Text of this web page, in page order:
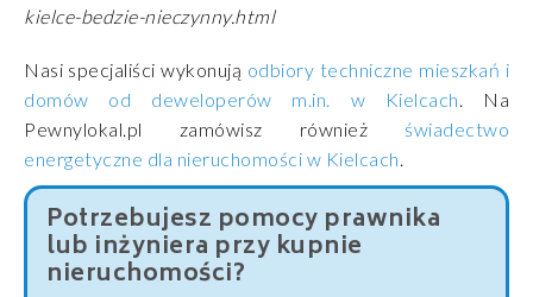
kielce-bedzie-nieczynny.html
Nasi specjaliści wykonują odbiory techniczne mieszkań i
domów od deweloperów m.in. w Kielcach . Na
Pewnylokal.pl zamówisz również świadectwo
energetyczne dla nieruchomości w Kielcach
Potrzebujesz pomocy prawnika
lub inżyniera przy kupnie
nieruchomości?